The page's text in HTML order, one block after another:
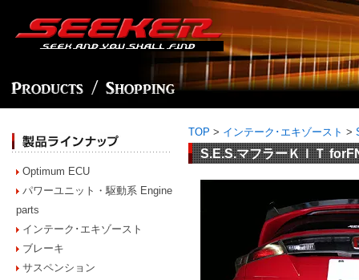
Optimum ECU
パワーユニット・駆動系 Engine
parts
インテーク･エキゾースト
ブレーキ
サスペンション
TOP > インテーク･エキゾースト >
S.E.S.マフラーＫＩＴ